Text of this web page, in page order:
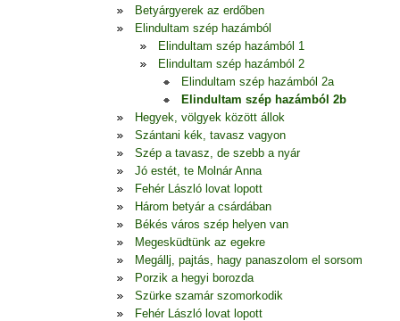
Betyárgyerek az erdőben
Elindultam szép hazámból
Elindultam szép hazámból 1
Elindultam szép hazámból 2
Elindultam szép hazámból 2a
Elindultam szép hazámból 2b
Hegyek, völgyek között állok
Szántani kék, tavasz vagyon
Szép a tavasz, de szebb a nyár
Jó estét, te Molnár Anna
Fehér László lovat lopott
Három betyár a csárdában
Békés város szép helyen van
Megesküdtünk az egekre
Megállj, pajtás, hagy panaszolom el sorsom
Porzik a hegyi borozda
Szürke szamár szomorkodik
Fehér László lovat lopott